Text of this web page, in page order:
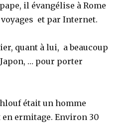
il évangélise à Rome
et par Internet.
quant à lui, a beaucoup
… pour porter
était un homme
ermitage. Environ 30